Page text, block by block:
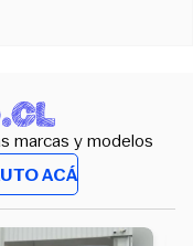
marcas y modelos
ACÁ